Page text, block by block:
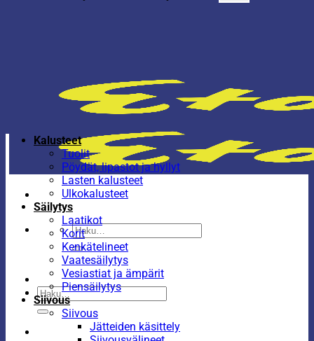
Etsi:
Etsi:
Kalusteet
Tuolit
Pöydät, lipastot ja hyllyt
Lasten kalusteet
Ulkokalusteet
Säilytys
Laatikot
Korit
Kenkätelineet
Vaatesäilytys
Vesiastiat ja ämpärit
Piensäilytys
Siivous
Siivous
Jätteiden käsittely